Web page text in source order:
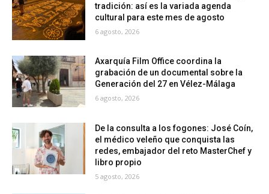
tradición: así es la variada agenda
cultural para este mes de agosto
6 agosto, 2026
Axarquía Film Office coordina la
grabación de un documental sobre la
Generación del 27 en Vélez-Málaga
6 agosto, 2026
De la consulta a los fogones: José Coín,
el médico veleño que conquista las
redes, embajador del reto MasterChef y
libro propio
5 agosto, 2026